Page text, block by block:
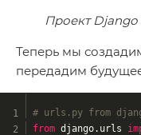
Проект
Теперь мы
передадим
# urls.py from
from django.urls